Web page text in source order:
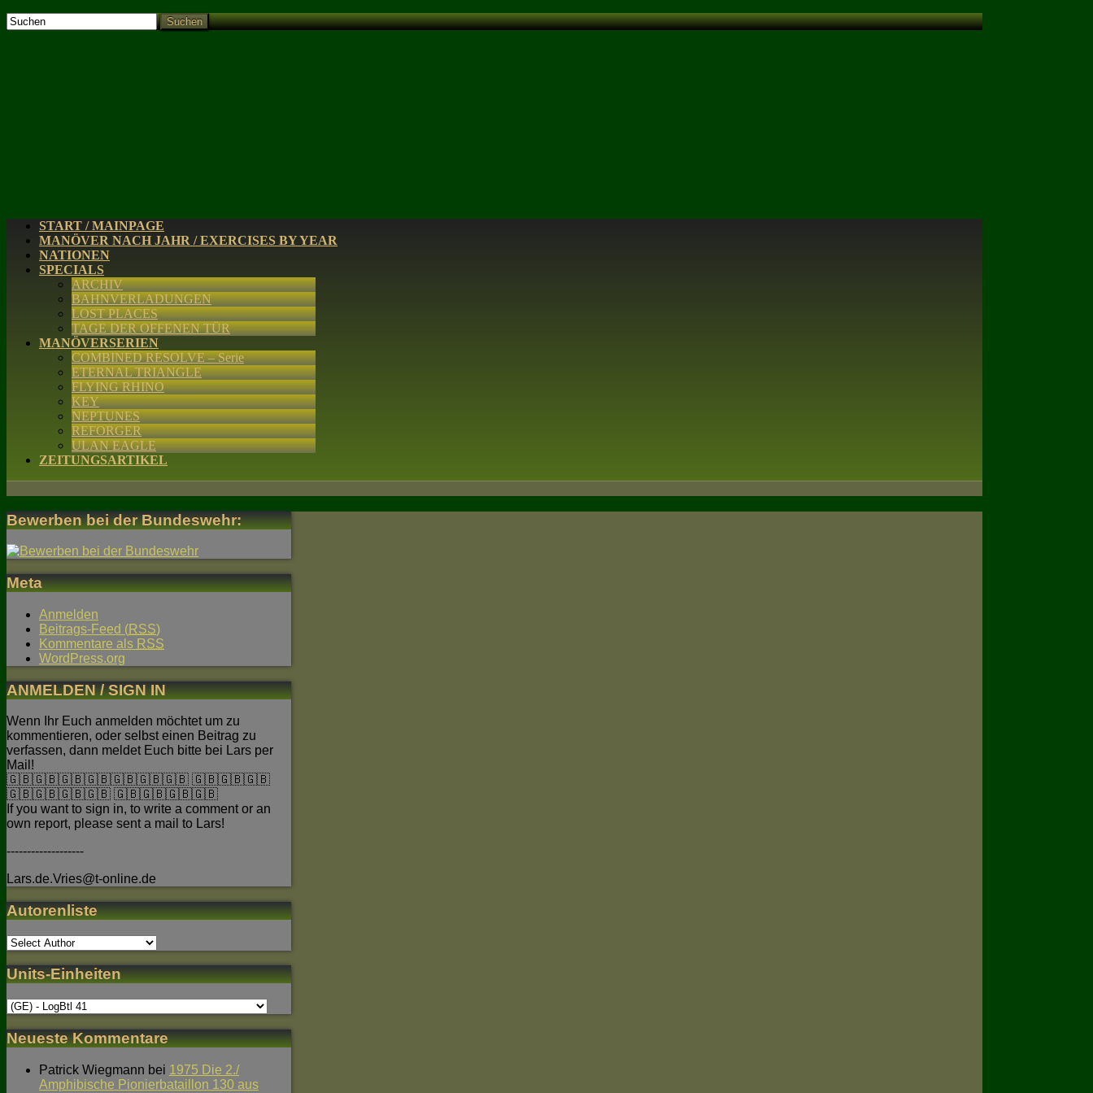
Suchen
START / MAINPAGE
MANÖVER NACH JAHR / EXERCISES BY YEAR
NATIONEN
SPECIALS
ARCHIV
BAHNVERLADUNGEN
LOST PLACES
TAGE DER OFFENEN TÜR
MANÖVERSERIEN
COMBINED RESOLVE – Serie
ETERNAL TRIANGLE
FLYING RHINO
KEY
NEPTUNES
REFORGER
ULAN EAGLE
ZEITUNGSARTIKEL
Bewerben bei der Bundeswehr:
Meta
Anmelden
Beitrags-Feed (RSS)
Kommentare als RSS
WordPress.org
ANMELDEN / SIGN IN
Wenn Ihr Euch anmelden möchtet um zu
kommentieren, oder selbst einen Beitrag zu
verfassen, dann meldet Euch bitte bei Lars per
Mail!
🇬🇧🇬🇧🇬🇧🇬🇧🇬🇧🇬🇧🇬🇧 🇬🇧🇬🇧🇬🇧
🇬🇧🇬🇧🇬🇧🇬🇧 🇬🇧🇬🇧🇬🇧🇬🇧
If you want to sign in, to write a comment or an
own report, please sent a mail to Lars!
-------------------
Lars.de.Vries@t-online.de
Autorenliste
Units-Einheiten
Neueste Kommentare
Patrick Wiegmann bei 1975 Die 2./
Amphibische Pionierbataillon 130 aus